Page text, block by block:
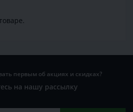
первым об акциях и скидках?
на нашу рассылку